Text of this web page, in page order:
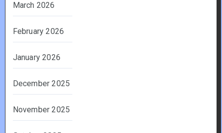
March 2026
February 2026
January 2026
December 2025
November 2025